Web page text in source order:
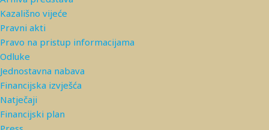
Kazališno vijeće
Pravni akti
Pravo na pristup informacijama
Odluke
Jednostavna nabava
Financijska izvješća
Natječaji
Financijski plan